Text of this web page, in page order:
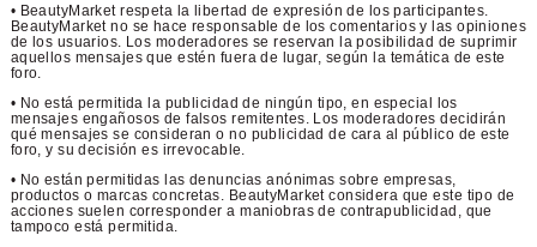
• BeautyMarket respeta la libertad de expresión de los participantes.
BeautyMarket no se hace responsable de los comentarios y las opiniones
de los usuarios. Los moderadores se reservan la posibilidad de suprimir
aquellos mensajes que estén fuera de lugar, según la temática de este
foro.
• No está permitida la publicidad de ningún tipo, en especial los
mensajes engañosos de falsos remitentes. Los moderadores decidirán
qué mensajes se consideran o no publicidad de cara al público de este
foro, y su decisión es irrevocable.
• No están permitidas las denuncias anónimas sobre empresas,
productos o marcas concretas. BeautyMarket considera que este tipo de
acciones suelen corresponder a maniobras de contrapublicidad, que
tampoco está permitida.